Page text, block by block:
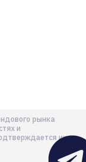
рынка
и
их